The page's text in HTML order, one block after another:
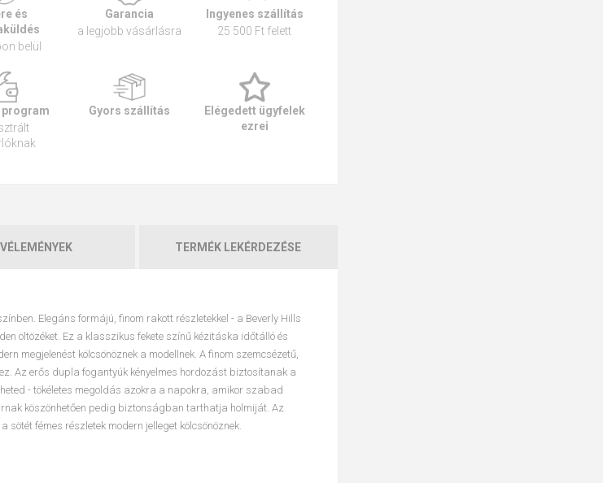
és
belül
Garancia
a legjobb vásárlásra
Ingyenes szállítás
25 500 Ft felett
program
Gyors szállítás
Elégedett ügyfelek
ezrei
VÉLEMÉNYEK TERMÉK LEKÉRDEZÉSE
. Elegáns formájú, finom rakott részletekkel - a Beverly Hills
öltözéket. Ez a klasszikus fekete színű kézitáska időtálló és
megjelenést kölcsönöznek a modellnek. A finom szemcsézetű,
Az erős dupla fogantyúk kényelmes hordozást biztosítanak a
- tökéletes megoldás azokra a napokra, amikor szabad
köszönhetően pedig biztonságban tarthatja holmiját. Az
fémes részletek modern jelleget kölcsönöznek.